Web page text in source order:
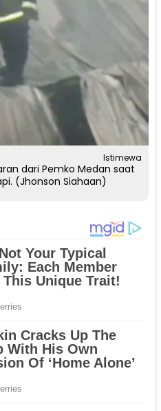
Istimewa
dari Pemko Medan saat
(Jhonson Siahaan)